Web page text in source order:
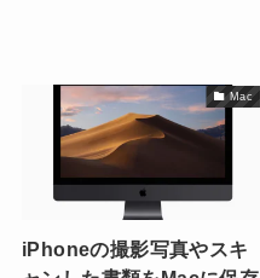
Mac
iPhoneの撮影写真やスキ